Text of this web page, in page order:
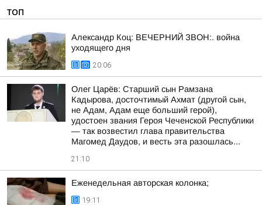
ТОП
Александр Коц: ВЕЧЕРНИЙ ЗВОН:. война
уходящего дня
20:06
Олег Царёв: Старший сын Рамзана
Кадырова, досточтимый Ахмат (другой сын,
не Адам, Адам еще больший герой),
удостоен звания Героя Чеченской Республики
— так возвестил глава правительства
Магомед Даудов, и весть эта разошлась...
21:10
Еженедельная авторская колонка;
19:11